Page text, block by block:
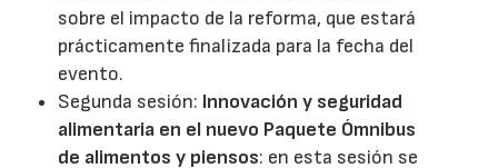
sobre el impacto de la reforma, que estará
prácticamente finalizada para la fecha del
evento.
Segunda sesión: Innovación y seguridad
alimentaria en el nuevo Paquete Ómnibus
de alimentos y piensos: en esta sesión se